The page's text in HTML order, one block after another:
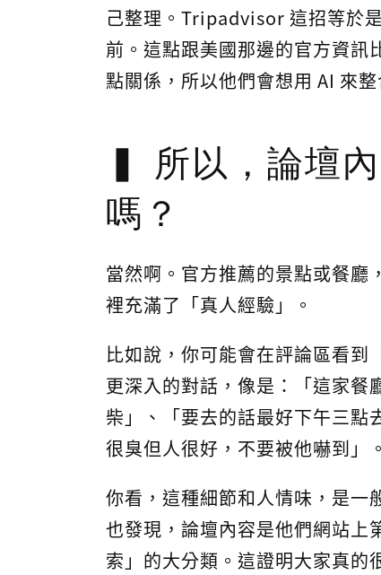
己整理。Tripadvisor 這招等於
前。這點跟美國那邊的官方資訊
點關係，所以他們會想用 AI 來整
所以，論壇
嗎？
當然啊。官方推薦的景點或餐廳
裡充滿了「真人經驗」。
比如說，你可能會在評論區看到
更深入的對話，像是：「這家餐
柴」、「要去的話最好下午三點
很臭但人很好，不要被他嚇到」。
你看，這種細節和人情味，是
也發現，論壇內容是他們網站上
索」的大分類。這證明大家真的